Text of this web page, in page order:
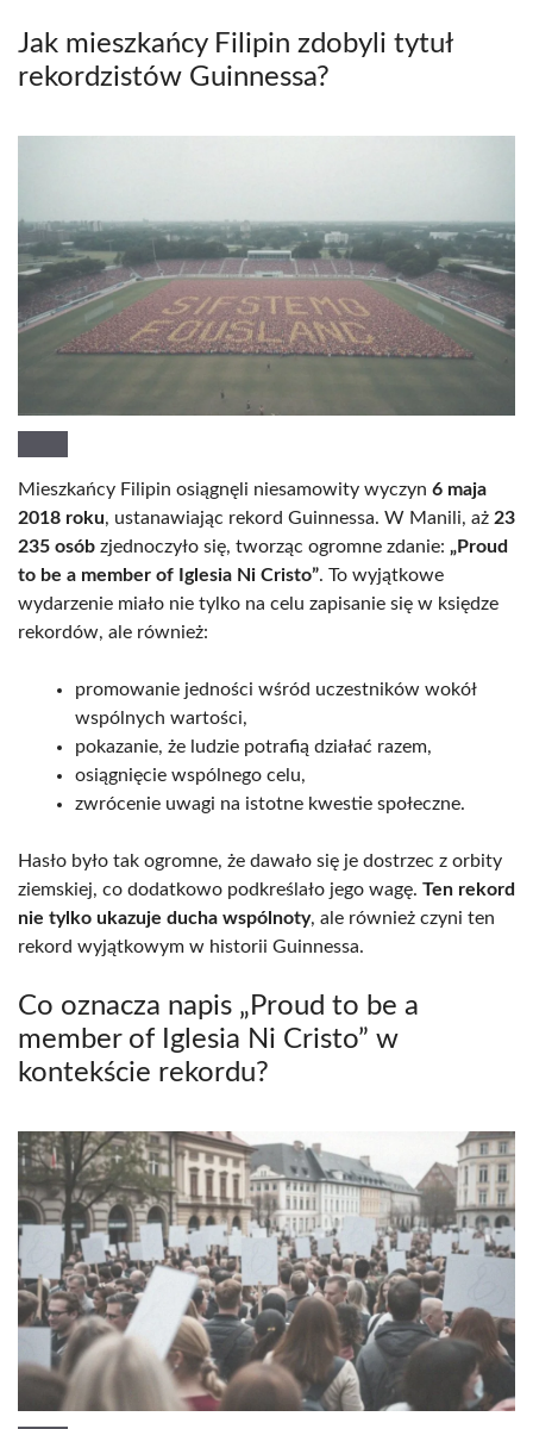
Jak mieszkańcy Filipin zdobyli tytuł
rekordzistów Guinnessa?
Mieszkańcy Filipin osiągnęli niesamowity wyczyn 6 maja
2018 roku, ustanawiając rekord Guinnessa. W Manili, aż 23
235 osób zjednoczyło się, tworząc ogromne zdanie: „Proud
to be a member of Iglesia Ni Cristo”. To wyjątkowe
wydarzenie miało nie tylko na celu zapisanie się w księdze
rekordów, ale również:
promowanie jedności wśród uczestników wokół
wspólnych wartości,
pokazanie, że ludzie potrafią działać razem,
osiągnięcie wspólnego celu,
zwrócenie uwagi na istotne kwestie społeczne.
Hasło było tak ogromne, że dawało się je dostrzec z orbity
ziemskiej, co dodatkowo podkreślało jego wagę. Ten rekord
nie tylko ukazuje ducha wspólnoty, ale również czyni ten
rekord wyjątkowym w historii Guinnessa.
Co oznacza napis „Proud to be a
member of Iglesia Ni Cristo” w
kontekście rekordu?